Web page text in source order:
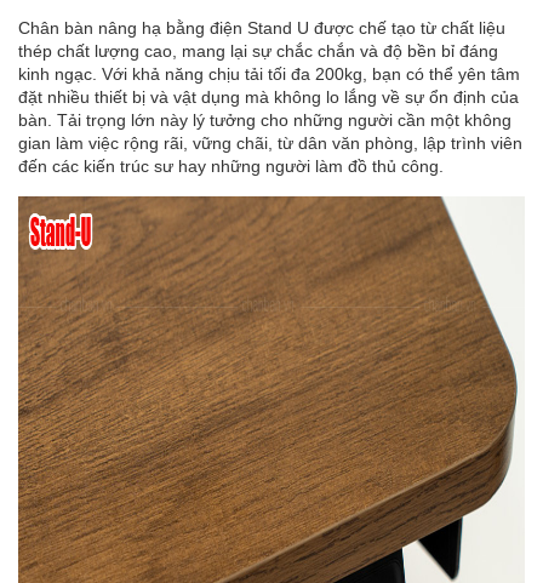
Chân bàn nâng hạ bằng điện Stand U được chế tạo từ chất liệu
thép chất lượng cao, mang lại sự chắc chắn và độ bền bỉ đáng
kinh ngạc. Với khả năng chịu tải tối đa 200kg, bạn có thể yên tâm
đặt nhiều thiết bị và vật dụng mà không lo lắng về sự ổn định của
bàn. Tải trọng lớn này lý tưởng cho những người cần một không
gian làm việc rộng rãi, vững chãi, từ dân văn phòng, lập trình viên
đến các kiến trúc sư hay những người làm đồ thủ công.